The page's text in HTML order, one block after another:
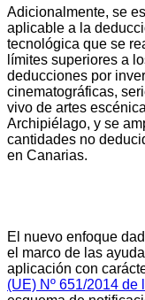
Adicionalmente, se
aplicable a la
tecnológica que se
límites superiores a
deducciones por
cinematográficas,
vivo de artes
Archipiélago, y se
cantidades no
en Canarias.
El nuevo enfoque
el marco de las
aplicación con
(UE) Nº 651/2014 de